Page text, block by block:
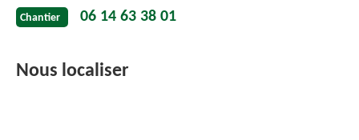
Chantier 06 14 63 38 01
Nous localiser